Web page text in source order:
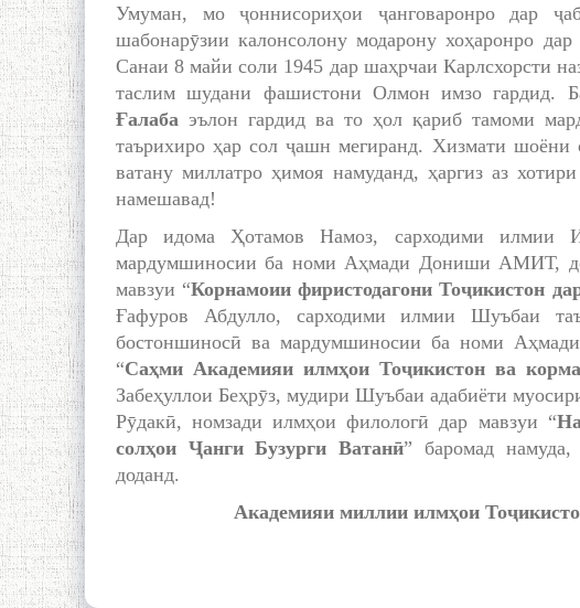
Умуман, мо ҷоннисориҳои ҷанговаронро дар
шабонарӯзии калонсолону модарону хоҳаронро
Санаи 8 майи соли 1945 дар шаҳрчаи Карлсхорсти
таслим шудани фашистони Олмон имзо гардид.
Ғалаба эълон гардид ва то ҳол қариб тамоми
таърихиро ҳар сол ҷашн мегиранд. Хизмати шоёни
ватану миллатро ҳимоя намуданд, ҳаргиз аз
намешавад!
Дар идома Ҳотамов Намоз, сарходими илмии
мардумшиносии ба номи Аҳмади Дониши АМИТ,
мавзуи “Корнамоии фиристодагони Тоҷикистон
Ғафуров Абдулло, сарходими илмии Шуъбаи
бостоншиносӣ ва мардумшиносии ба номи
“Саҳми Академияи илмҳои Тоҷикистон ва
Забеҳуллои Беҳрӯз, мудири Шуъбаи адабиёти
Рӯдакӣ, номзади илмҳои филологӣ дар мавзуи “
солҳои Ҷанги Бузурги Ватанӣ” баромад
доданд.
Академияи миллии илмҳои